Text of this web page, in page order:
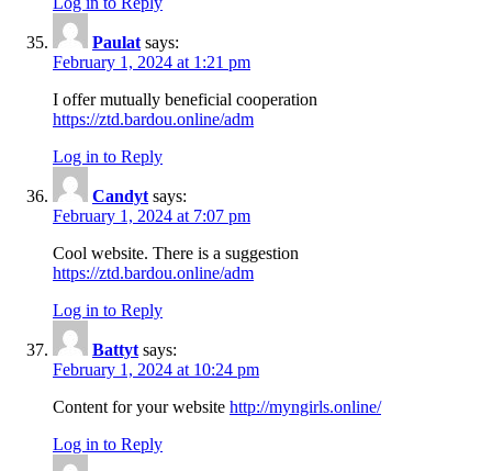
Paulat says:
February 1, 2024 at 1:21 pm
I offer mutually beneficial cooperation
https://ztd.bardou.online/adm
Log in to Reply
Candyt says:
February 1, 2024 at 7:07 pm
Cool website. There is a suggestion
https://ztd.bardou.online/adm
Log in to Reply
Battyt says:
February 1, 2024 at 10:24 pm
Content for your website http://myngirls.online/
Log in to Reply